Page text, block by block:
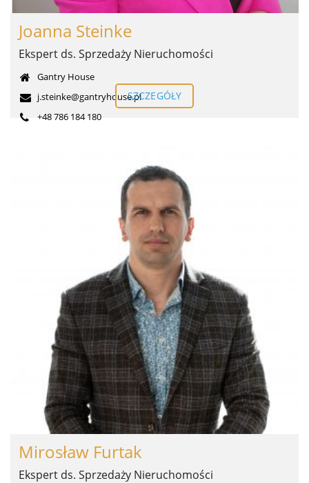
Joanna Steinke
Ekspert ds. Sprzedaży Nieruchomości
Gantry House
j.steinke@gantryhouse.pl
+48 786 184 180
SZCZEGÓŁY
Mirosław Furtak
Ekspert ds. Sprzedaży Nieruchomości